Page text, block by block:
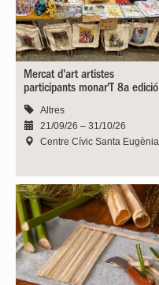
Mercat d'art artistes
participants monar'T 8a edició
Altres
21/09/26 – 31/10/26
Centre Cívic Santa Eugènia